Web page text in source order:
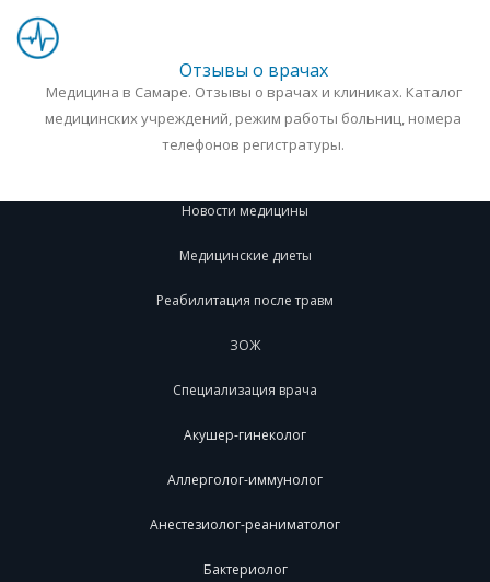
Отзывы о врачах
Медицина в Самаре. Отзывы о врачах и клиниках. Каталог
медицинских учреждений, режим работы больниц, номера
телефонов регистратуры.
Новости медицины
Медицинские диеты
Реабилитация после травм
ЗОЖ
Специализация врача
Акушер-гинеколог
Аллерголог-иммунолог
Анестезиолог-реаниматолог
Бактериолог